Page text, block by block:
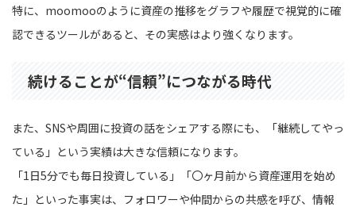
特に、moomooのように資産の推移をグラフや履歴で視覚的に確
認できるツールがあると、その実感はより強くなります。
続けることが“信頼”につながる時代
また、SNSや周囲に投資の話をシェアする際にも、「継続してやっ
ている」という実績は大きな信頼になります。
「1日5分でも毎日投資している」「〇ヶ月前から資産運用を始め
た」といった事実は、フォロワーや仲間からの共感を呼び、情報